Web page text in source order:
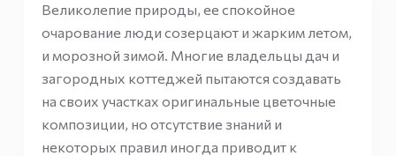
Великолепие природы, ее спокойное
очарование люди созерцают и жарким летом,
и морозной зимой. Многие владельцы дач и
загородных коттеджей пытаются создавать
на своих участках оригинальные цветочные
композиции, но отсутствие знаний и
некоторых правил иногда приводит к